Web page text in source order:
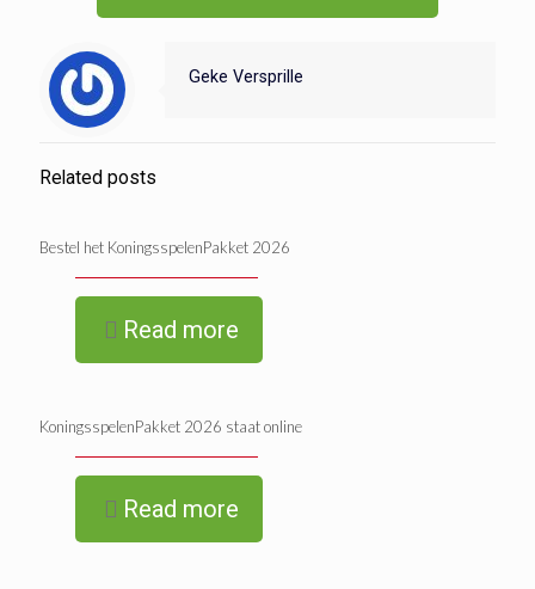
Geke Versprille
Related posts
Bestel het KoningsspelenPakket 2026
Read more
KoningsspelenPakket 2026 staat online
Read more